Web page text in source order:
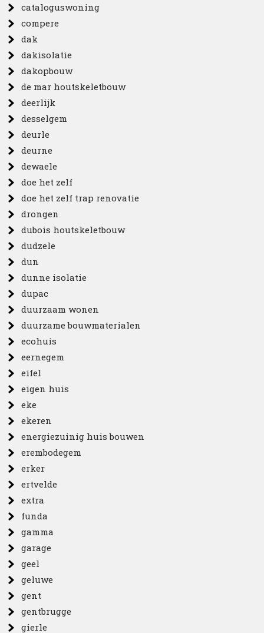
cataloguswoning
compere
dak
dakisolatie
dakopbouw
de mar houtskeletbouw
deerlijk
desselgem
deurle
deurne
dewaele
doe het zelf
doe het zelf trap renovatie
drongen
dubois houtskeletbouw
dudzele
dun
dunne isolatie
dupac
duurzaam wonen
duurzame bouwmaterialen
ecohuis
eernegem
eifel
eigen huis
eke
ekeren
energiezuinig huis bouwen
erembodegem
erker
ertvelde
extra
funda
gamma
garage
geel
geluwe
gent
gentbrugge
gierle